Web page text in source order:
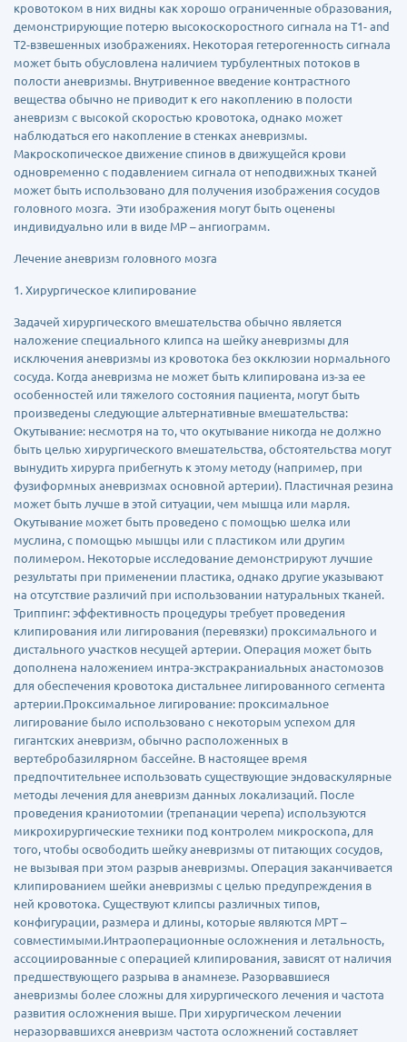
кровотоком в них видны как хорошо ограниченные образования,
демонстрирующие потерю высокоскоростного сигнала на T1- and
T2-взвешенных изображениях. Некоторая гетерогенность сигнала
может быть обусловлена наличием турбулентных потоков в
полости аневризмы. Внутривенное введение контрастного
вещества обычно не приводит к его накоплению в полости
аневризм с высокой скоростью кровотока, однако может
наблюдаться его накопление в стенках аневризмы.
Макроскопическое движение спинов в движущейся крови
одновременно с подавлением сигнала от неподвижных тканей
может быть использовано для получения изображения сосудов
головного мозга. Эти изображения могут быть оценены
индивидуально или в виде МР – ангиограмм.
Лечение аневризм головного мозга
1. Хирургическое клипирование
Задачей хирургического вмешательства обычно является
наложение специального клипса на шейку аневризмы для
исключения аневризмы из кровотока без окклюзии нормального
сосуда. Когда аневризма не может быть клипирована из-за ее
особенностей или тяжелого состояния пациента, могут быть
произведены следующие альтернативные вмешательства:
Окутывание: несмотря на то, что окутывание никогда не должно
быть целью хирургического вмешательства, обстоятельства могут
вынудить хирурга прибегнуть к этому методу (например, при
фузиформных аневризмах основной артерии). Пластичная резина
может быть лучше в этой ситуации, чем мышца или марля.
Окутывание может быть проведено с помощью шелка или
муслина, с помощью мышцы или с пластиком или другим
полимером. Некоторые исследование демонстрируют лучшие
результаты при применении пластика, однако другие указывают
на отсутствие различий при использовании натуральных тканей.
Триппинг: эффективность процедуры требует проведения
клипирования или лигирования (перевязки) проксимального и
дистального участков несущей артерии. Операция может быть
дополнена наложением интра-экстракраниальных анастомозов
для обеспечения кровотока дистальнее лигированного сегмента
артерии.Проксимальное лигирование: проксимальное
лигирование было использовано с некоторым успехом для
гигантских аневризм, обычно расположенных в
вертебробазилярном бассейне. В настоящее время
предпочтительнее использовать существующие эндоваскулярные
методы лечения для аневризм данных локализаций. После
проведения краниотомии (трепанации черепа) используются
микрохирургические техники под контролем микроскопа, для
того, чтобы освободить шейку аневризмы от питающих сосудов,
не вызывая при этом разрыв аневризмы. Операция заканчивается
клипированием шейки аневризмы с целью предупреждения в
ней кровотока. Существуют клипсы различных типов,
конфигурации, размера и длины, которые являются МРТ –
совместимыми.Интраоперационные осложнения и летальность,
ассоциированные с операцией клипирования, зависят от наличия
предшествующего разрыва в анамнезе. Разорвавшиеся
аневризмы более сложны для хирургического лечения и частота
развития осложнения выше. При хирургическом лечении
неразорвавшихся аневризм частота осложнений составляет